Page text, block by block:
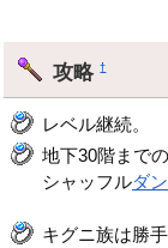
攻略†
レベル継続。
地下30階までの
シャッフルダ
キグニ族は勝